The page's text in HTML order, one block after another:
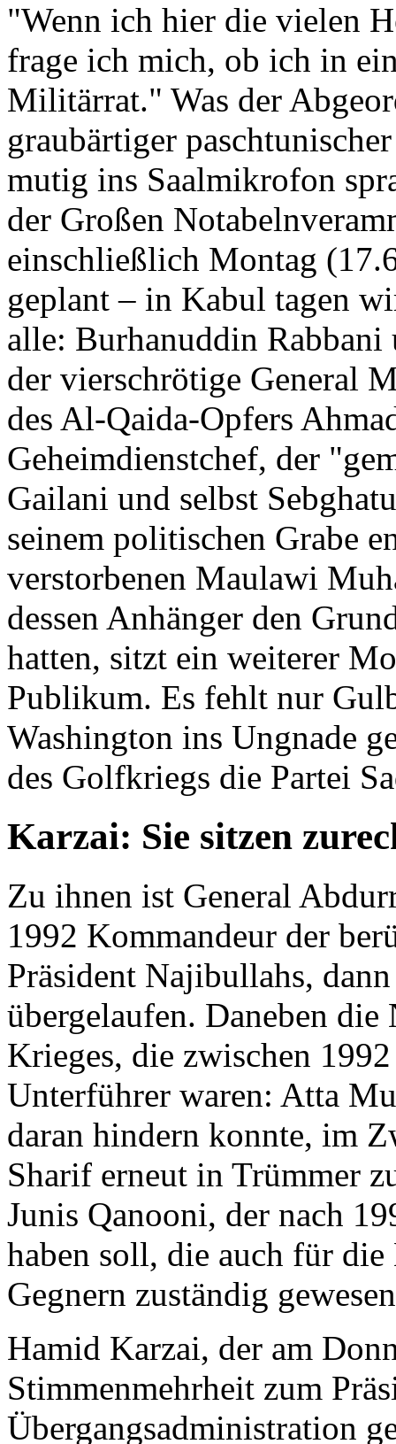
"Wenn ich hier die vielen
frage ich mich, ob ich in
Militärrat." Was der
graubärtiger
mutig ins Saalmikrofon
der Großen
einschließlich Montag
geplant – in Kabul tagen
alle: Burhanuddin
der vierschrötige General
des Al-Qaida-Opfers
Geheimdienstchef, der
Gailani und selbst
seinem politischen Grabe
verstorbenen Maulawi
dessen Anhänger den
hatten, sitzt ein weiterer
Publikum. Es fehlt nur
Washington ins Ungnade
des Golfkriegs die Partei
Karzai: Sie sitzen
Zu ihnen ist General
1992 Kommandeur der
Präsident Najibullahs,
übergelaufen. Daneben die
Krieges, die zwischen
Unterführer waren: Atta
daran hindern konnte, im
Sharif erneut in Trümmer
Junis Qanooni, der nach
haben soll, die auch für
Gegnern zuständig
Hamid Karzai, der am
Stimmenmehrheit zum
Übergangsadministration